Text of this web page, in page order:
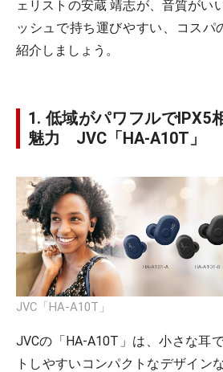
ェリストの安蔵 靖志が、音質がい
ッシュで持ち運びやすい、コスパ
紹介しましょう。
1. 低域がパワフルでIPX5
魅力 JVC「HA-A10T」
JVC「HA-A10T」
JVCの「HA-A10T」は、小さな耳
トしやすいコンパクトなデザイン